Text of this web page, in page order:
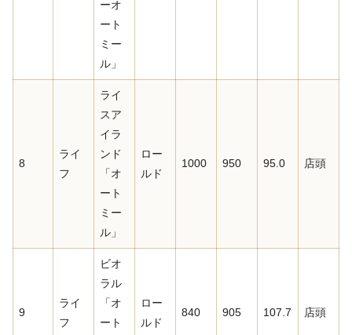
ーオ
ート
ミー
ル」
8
ライ
フ
ライ
スア
イラ
ンド
「オ
ート
ミー
ル」
ロー
ルド
1000 950 95.0 店頭
9
ライ
フ
ビオ
ラル
「オ
ート
ロー
ルド
840 905 107.7 店頭